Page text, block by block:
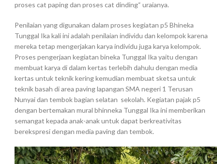
proses cat paping dan proses cat dinding“ uraianya.
Penilaian yang digunakan dalam proses kegiatan p5 Bhineka
Tunggal Ika kali ini adalah penilaian individu dan kelompok karena
mereka tetap mengerjakan karya individu juga karya kelompok.
Proses pengerjaan kegiatan bineka Tunggal Ika yaitu dengan
membuat karya di dalam kertas terlebih dahulu dengan media
kertas untuk teknik kering kemudian membuat sketsa untuk
teknik basah di area paving lapangan SMA negeri 1 Terusan
Nunyai dan tembok bagian selatan sekolah. Kegiatan pajak p5
dengan bertemakan mural bhinneka Tunggal Ika ini memberikan
semangat kepada anak-anak untuk dapat berkreativitas
berekspresi dengan media paving dan tembok.